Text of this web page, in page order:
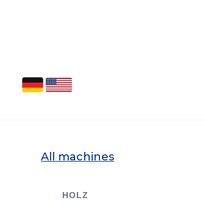
All machines
HOLZ